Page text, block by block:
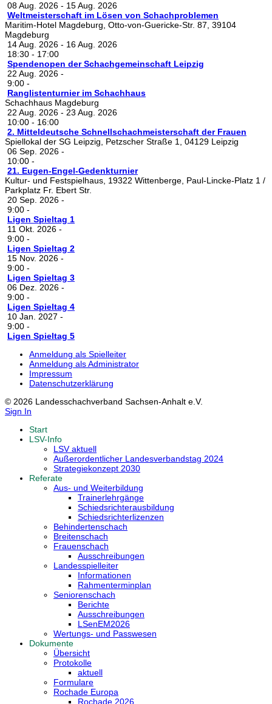
08 Aug. 2026 - 15 Aug. 2026
Weltmeisterschaft im Lösen von Schachproblemen
Maritim-Hotel Magdeburg, Otto-von-Guericke-Str. 87, 39104
Magdeburg
14 Aug. 2026 - 16 Aug. 2026
18:30 - 17:00
Spendenopen der Schachgemeinschaft Leipzig
22 Aug. 2026 -
9:00 -
Ranglistenturnier im Schachhaus
Schachhaus Magdeburg
22 Aug. 2026 - 23 Aug. 2026
10:00 - 16:00
2. Mitteldeutsche Schnellschachmeisterschaft der Frauen
Spiellokal der SG Leipzig, Petzscher Straße 1, 04129 Leipzig
06 Sep. 2026 -
10:00 -
21. Eugen-Engel-Gedenkturnier
Kultur- und Festspielhaus, 19322 Wittenberge, Paul-Lincke-Platz 1 /
Parkplatz Fr. Ebert Str.
20 Sep. 2026 -
9:00 -
Ligen Spieltag 1
11 Okt. 2026 -
9:00 -
Ligen Spieltag 2
15 Nov. 2026 -
9:00 -
Ligen Spieltag 3
06 Dez. 2026 -
9:00 -
Ligen Spieltag 4
10 Jan. 2027 -
9:00 -
Ligen Spieltag 5
Anmeldung als Spielleiter
Anmeldung als Administrator
Impressum
Datenschutzerklärung
© 2026 Landesschachverband Sachsen-Anhalt e.V.
Sign In
Start
LSV-Info
LSV aktuell
Außerordentlicher Landesverbandstag 2024
Strategiekonzept 2030
Referate
Aus- und Weiterbildung
Trainerlehrgänge
Schiedsrichterausbildung
Schiedsrichterlizenzen
Behindertenschach
Breitenschach
Frauenschach
Ausschreibungen
Landesspielleiter
Informationen
Rahmenterminplan
Seniorenschach
Berichte
Ausschreibungen
LSenEM2026
Wertungs- und Passwesen
Dokumente
Übersicht
Protokolle
aktuell
Formulare
Rochade Europa
Rochade 2026